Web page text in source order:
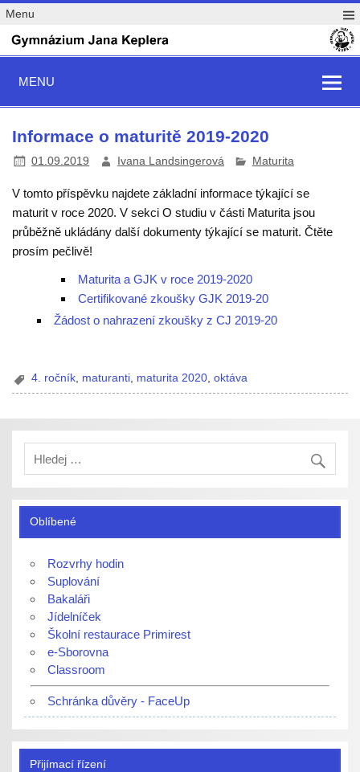
Menu
MENU
Informace o maturitě 2019-2020
01.09.2019 Ivana Landsingerová Maturita
V tomto příspěvku najdete základní informace týkající se
maturit v roce 2020. V sekci O studiu v části Maturita jsou
průběžně ukládány další dokumenty týkající se maturit. Čtěte
prosím pečlivě!
Maturita a GJK v roce 2019-2020
Certifikované zkoušky GJK 2019-20
Žádost o nahrazení zkoušky z CJ 2019-20
4. ročník, maturanti, maturita 2020,oktáva
Oblíbené
Rozvrhy hodin
Suplování
Bakaláři
Jídelníček
Školní restaurace Primirest
e-Sborovna
Classroom
Schránka důvěry - FaceUp
Přijímací řízení